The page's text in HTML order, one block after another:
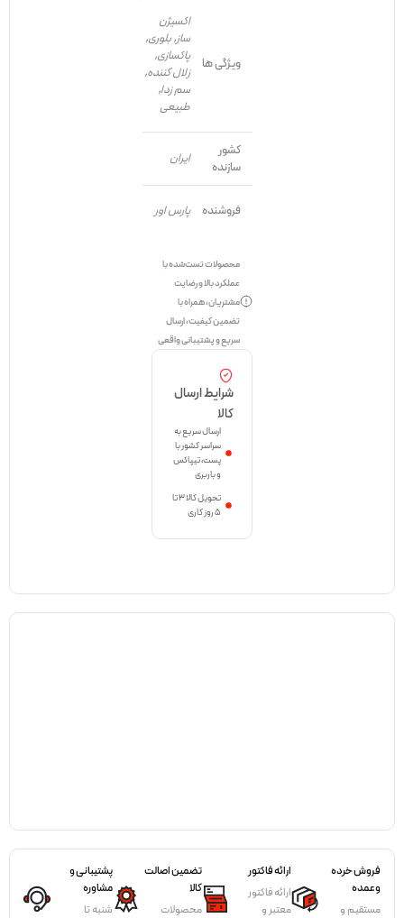
ویژگی ها
اکسیژن
ساز, بلوری,
پاکسازی,
زلال کننده,
سم زدا,
طبیعی
کشور
سازنده
ایران
فروشنده پارس اور
محصولات تست‌شده با
عملکرد بالا و رضایت
مشتریان، همراه با
تضمین کیفیت، ارسال
سریع و پشتیبانی واقعی
شرایط ارسال
کالا
ارسال سریع به
سراسر کشور با
پست، تیپاکس
و باربری
تحویل کالا ۳ تا
۵ روز کاری
فروش خرده
وعمده
مستقیم و
ارائه فاکتور
ارائه فاکتور
معتبر و
تضمین اصالت
کالا
محصولات
پشتیبانی و
مشاوره
شنبه تا